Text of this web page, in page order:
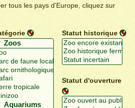
tous les pays d'Europe, cliquez sur
Statut historique
Statut d'ouverture